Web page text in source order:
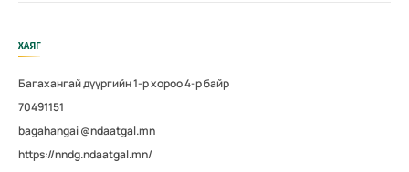
ХАЯГ
Багахангай дүүргийн 1-р хороо 4-р байр
70491151
bagahangai @ndaatgal.mn
https://nndg.ndaatgal.mn/